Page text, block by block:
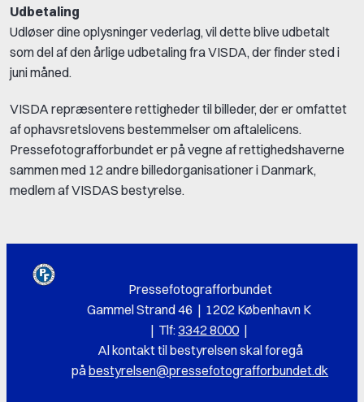
Udbetaling
Udløser dine oplysninger vederlag, vil dette blive udbetalt
som del af den årlige udbetaling fra VISDA, der finder sted i
juni måned.
VISDA repræsentere rettigheder til billeder, der er omfattet
af ophavsretslovens bestemmelser om aftalelicens.
Pressefotografforbundet er på vegne af rettighedshaverne
sammen med 12 andre billedorganisationer i Danmark,
medlem af VISDAS bestyrelse.
Pressefotografforbundet
Gammel Strand 46 | 1202 København K
| Tlf:3342 8000|
Al kontakt til bestyrelsen skal foregå
påbestyrelsen@pressefotografforbundet.dk